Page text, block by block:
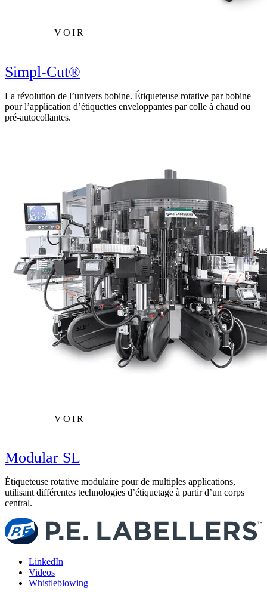
VOIR
Simpl-Cut®
La révolution de l’univers bobine. Étiqueteuse rotative par bobine
pour l’application d’étiquettes enveloppantes par colle à chaud ou
pré-autocollantes.
VOIR
Modular SL
Étiqueteuse rotative modulaire pour de multiples applications,
utilisant différentes technologies d’étiquetage à partir d’un corps
central.
LinkedIn
Videos
Whistleblowing